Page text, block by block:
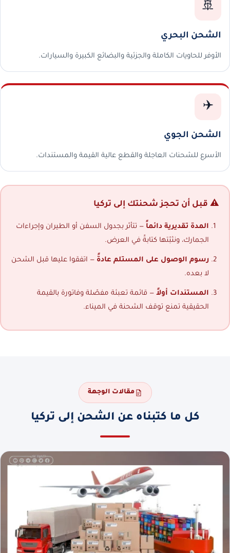
🚢
الشحن البحري
الأوفر للحاويات الكاملة والجزئية والبضائع الكبيرة والسيارات.
✈️
الشحن الجوي
الأسرع للشحنات العاجلة والقطع عالية القيمة والمستندات.
⚠️ قبل أن تحجز شحنتك إلى تركيا
المدة تقديرية دائماً — تتأثر بجدول السفن أو الطيران وإجراءات
الجمارك، ونثبّتها كتابةً في العرض.
رسوم الوصول على المستلم عادةً — اتفقوا عليها قبل الشحن
لا بعده.
المستندات أولاً — قائمة تعبئة مفصّلة وفاتورة بالقيمة
الحقيقية تمنع توقف الشحنة في الميناء.
مقالات الوجهة
كل ما كتبناه عن الشحن إلى تركيا